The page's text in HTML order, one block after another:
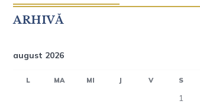
ARHIVĂ
august 2026
L MA MI J V S
1